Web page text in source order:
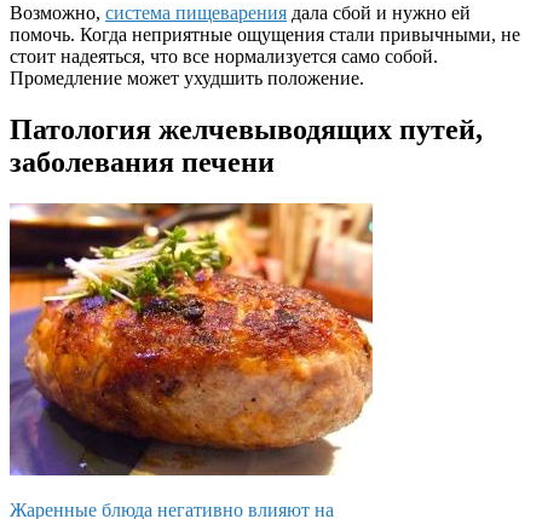
Возможно, система пищеварения дала сбой и нужно ей
помочь. Когда неприятные ощущения стали привычными, не
стоит надеяться, что все нормализуется само собой.
Промедление может ухудшить положение.
Патология желчевыводящих путей,
заболевания печени
Жаренные блюда негативно влияют на